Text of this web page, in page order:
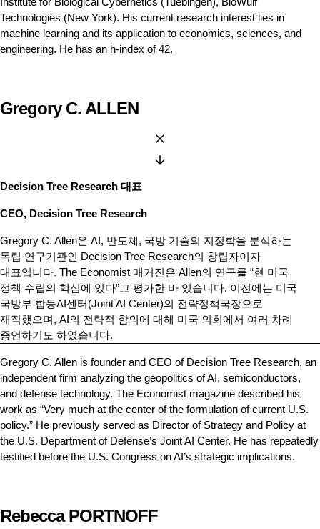
Technologies (New York). His current research interest lies in
machine learning and its application to economics, sciences, and
engineering. He has an h-index of 42.
Gregory C. ALLEN
Decision Tree Research 대표
CEO, Decision Tree Research
Gregory C. Allen은 AI, 반도체, 국방 기술의 지정학을 분석하는
독립 연구기관인 Decision Tree Research의 창립자이자
대표입니다. The Economist 매거진은 Allen의 연구를 “현 미국
정책 수립의 핵심에 있다”고 평가한 바 있습니다. 이전에는 미국
국방부 합동AI센터(Joint AI Center)의 전략정책국장으로
재직했으며, AI의 전략적 함의에 대해 미국 의회에서 여러 차례
증언하기도 하였습니다.
Gregory C. Allen is founder and CEO of Decision Tree Research, an
independent firm analyzing the geopolitics of AI, semiconductors,
and defense technology. The Economist magazine described his
work as “Very much at the center of the formulation of current U.S.
policy.” He previously served as Director of Strategy and Policy at
the U.S. Department of Defense’s Joint AI Center. He has repeatedly
testified before the U.S. Congress on AI’s strategic implications.
Rebecca PORTNOFF